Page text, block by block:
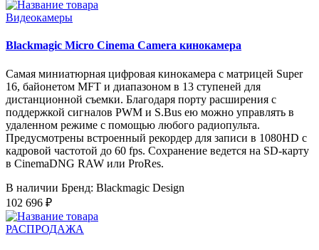
Видеокамеры
Blackmagic Micro Cinema Camera кинокамера
Самая миниатюрная цифровая кинокамера с матрицей Super
16, байонетом MFT и диапазоном в 13 ступеней для
дистанционной съемки. Благодаря порту расширения с
поддержкой сигналов PWM и S.Bus ею можно управлять в
удаленном режиме с помощью любого радиопульта.
Предусмотрены встроенный рекордер для записи в 1080HD с
кадровой частотой до 60 fps. Сохранение ведется на SD-карту
в CinemaDNG RAW или ProRes.
В наличии Бренд: Blackmagic Design
102 696 ₽
РАСПРОДАЖА